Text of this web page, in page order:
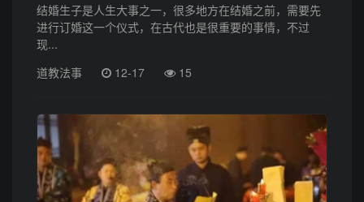
结婚生子是人生大事之一，很多地方在结婚之前，需要先
进行订婚这一个仪式，在古代也是很重要的事情，不过
现...
道教法事
12-17 15